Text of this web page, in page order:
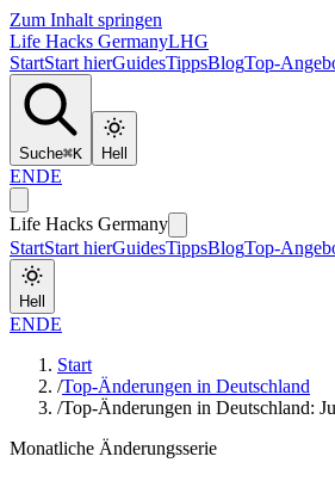
Zum Inhalt springen
Life Hacks GermanyLHG
StartStart hierGuidesTippsBlogTop-
Suche⌘K Hell
ENDE
Life Hacks Germany
StartStart hierGuidesTippsBlogTop-
Hell
ENDE
Start
/Top-Änderungen in Deutschland
/Top-Änderungen in Deutschland:
Monatliche Änderungsserie